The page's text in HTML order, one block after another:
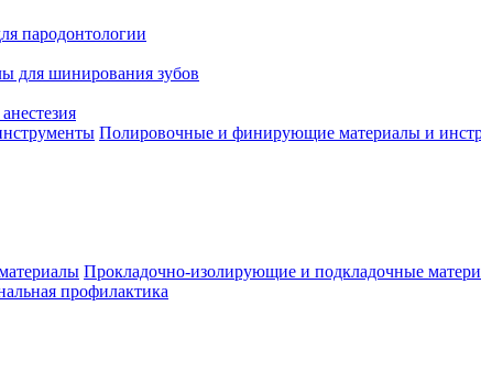
пародонтологии
для шинирования зубов
Полировочные и финирующие материалы и
Прокладочно-изолирующие и подкладочные
профилактика